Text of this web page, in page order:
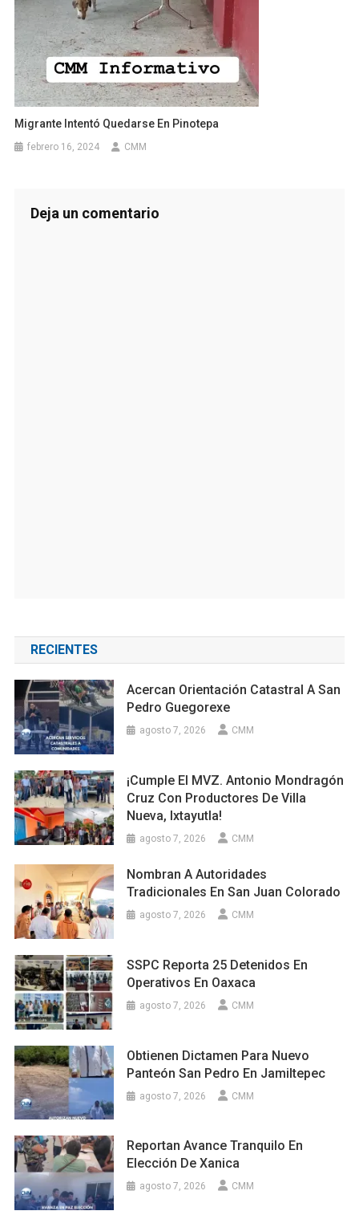
Migrante Intentó Quedarse En Pinotepa
febrero 16, 2024 CMM
Deja un comentario
RECIENTES
Acercan Orientación Catastral A San
Pedro Guegorexe
agosto 7, 2026 CMM
¡Cumple El MVZ. Antonio Mondragón
Cruz Con Productores De Villa
Nueva, Ixtayutla!
agosto 7, 2026 CMM
Nombran A Autoridades
Tradicionales En San Juan Colorado
agosto 7, 2026 CMM
SSPC Reporta 25 Detenidos En
Operativos En Oaxaca
agosto 7, 2026 CMM
Obtienen Dictamen Para Nuevo
Panteón San Pedro En Jamiltepec
agosto 7, 2026 CMM
Reportan Avance Tranquilo En
Elección De Xanica
agosto 7, 2026 CMM